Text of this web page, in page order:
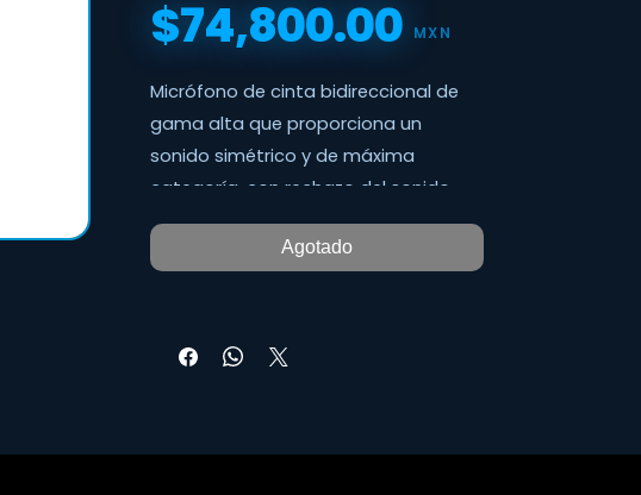
$74,800.00 MXN
Micrófono de cinta bidireccional de
gama alta que proporciona un
sonido simétrico y de máxima
categoría, con rechazo del sonido
fuera del eje y que incluye un sistema
antigolpes y un maletín.
De gran durabilidad y con un
Agotado